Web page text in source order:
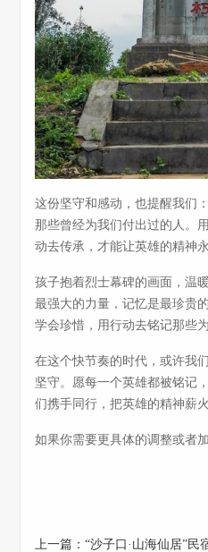
这份坚守和感动，也提醒我们
那些曾经为我们付出过的人。
动去传承，才能让英雄的精神永
孩子抱着烈士幕碑的画面，温
最强大的力量，记忆是最珍贵
学会珍惜，用行动去铭记那些
在这个快节奏的时代，或许我
坚守。愿每一个英雄都被铭记
们携手同行，把英雄的精神薪
如果你需要更具体的调整或者
上一篇：“沙子口·山海仙居”